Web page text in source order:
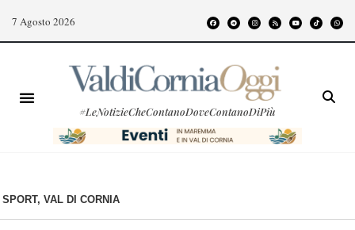
7 Agosto 2026
#LeNotizieCheContanoDoveContanoDiPiù
SPORT, VAL DI CORNIA